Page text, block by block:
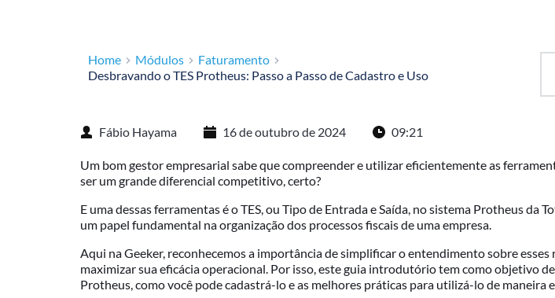
Home Módulos
Faturamento
Desbravando o TES Protheus: Passo a Passo de Cadastro e Uso
Fábio Hayama 16 de outubro de 2024 09:21
Um bom gestor empresarial sabe que compreender e utilizar eficientemente as
ser um grande diferencial competitivo, certo?
E uma dessas ferramentas é o TES, ou Tipo de Entrada e Saída, no sistema Protheus da
um papel fundamental na organização dos processos fiscais de uma empresa.
Aqui na Geeker, reconhecemos a importância de simplificar o entendimento sobre esses
maximizar sua eficácia operacional. Por isso, este guia introdutório tem como objetivo
Protheus, como você pode cadastrá-lo e as melhores práticas para utilizá-lo de maneira